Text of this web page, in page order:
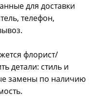
для доставки
телефон,
флорист/
детали: стиль и
замены по наличию